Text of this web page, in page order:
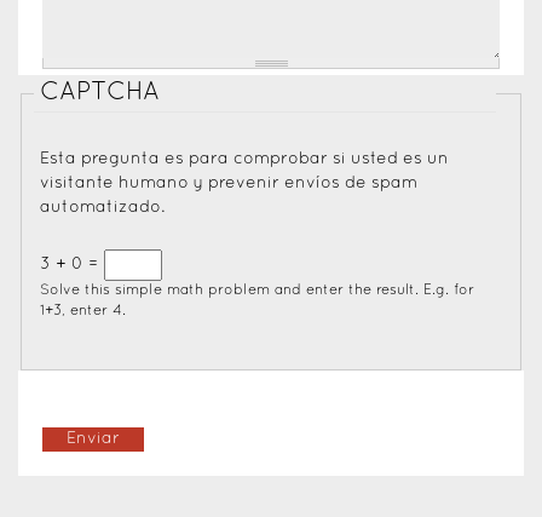
CAPTCHA
Esta pregunta es para comprobar si usted es un
visitante humano y prevenir envíos de spam
automatizado.
3 + 0 =
Solve this simple math problem and enter the result. E.g. for
1+3, enter 4.